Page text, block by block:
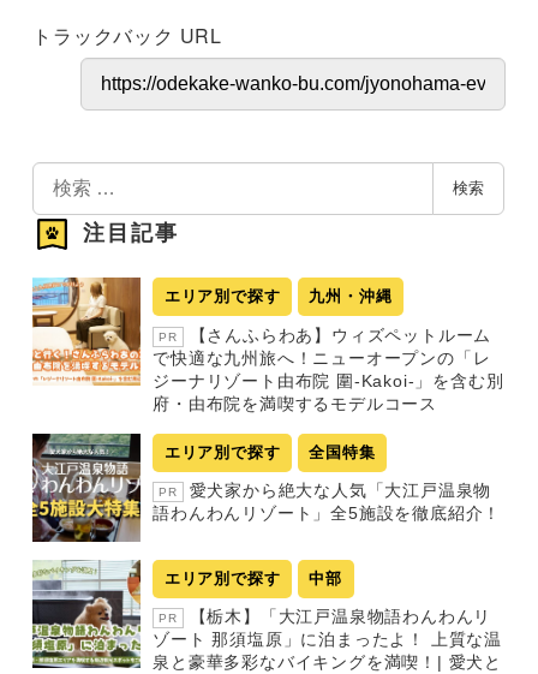
トラックバック URL
検
索
検索
注目記事
エリア別で探す 九州・沖縄
PR
【さんふらわあ】ウィズペットルーム
で快適な九州旅へ！ニューオープンの「レ
ジーナリゾート由布院 圍-Kakoi-」を含む別
府・由布院を満喫するモデルコース
エリア別で探す 全国特集
PR
愛犬家から絶大な人気「大江戸温泉物
語わんわんリゾート」全5施設を徹底紹介！
エリア別で探す 中部
PR
【栃木】「大江戸温泉物語わんわんリ
ゾート 那須塩原」に泊まったよ！ 上質な温
泉と豪華多彩なバイキングを満喫！| 愛犬と